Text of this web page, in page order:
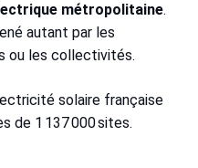
métropolitaine.
autant par les
ou les collectivités.
solaire française
de 1 137 000 sites.